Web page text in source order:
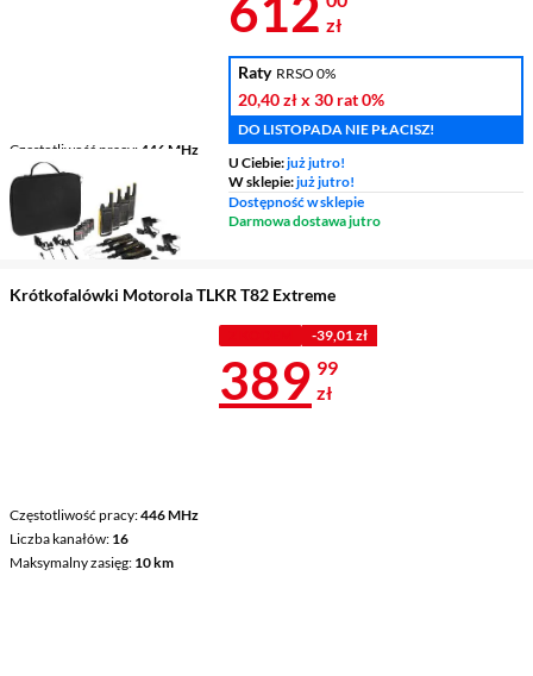
Częstotliwość pracy 446 MHz
Liczba kanałów
Maksymalny zasięg 10 km
zł
Raty RRSO 0%
20,40 złx 30 rat0%
DO LISTOPADA NIE PŁACISZ!
U Ciebie:już jutro!
W sklepie:już jutro!
Dostępność w sklepie
Darmowa dostawa jutro
Krótkofalówki Motorola TLKR T82 Extreme
Częstotliwość pracy 446 MHz
Liczba kanałów 16
Maksymalny zasięg 10 km
-39,01 zł
Cena 389,99
389 99
zł